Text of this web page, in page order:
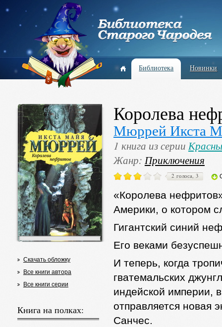
Библиотека Новинки
Скачать обложку
Все книги автора
Все книги серии
Книга на полках:
Королева
Мюррей Икста
1 книга из серии
Жанр: Приключения
2 голоса, 3
«Королева
Америки, о котором
Гигантский синий
Его веками
И теперь, когда
гватемальских
индейской империи,
отправляется новая
Санчес.